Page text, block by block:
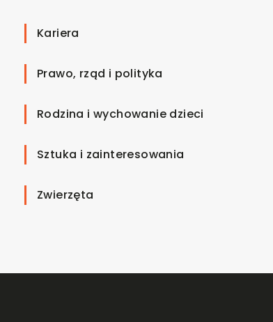
Kariera
Prawo, rząd i polityka
Rodzina i wychowanie dzieci
Sztuka i zainteresowania
Zwierzęta